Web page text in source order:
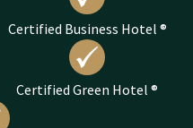
Certified Business Hotel ®
Certified Green Hotel ®